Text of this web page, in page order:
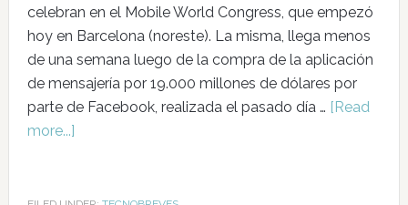
celebran en el Mobile World Congress, que empezó
hoy en Barcelona (noreste). La misma, llega menos
de una semana luego de la compra de la aplicación
de mensajería por 19.000 millones de dólares por
parte de Facebook, realizada el pasado día … [Read
more...]